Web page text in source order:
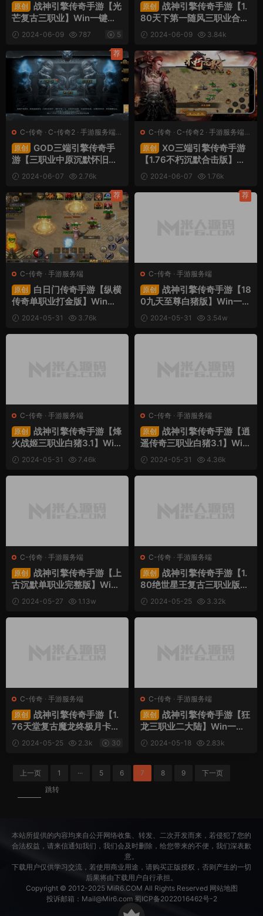
原创
战神引擎传奇手游【光
芒复古三职业】Win一键服
务端+安卓苹果双端+GM授
权物品后台+视频架设教程
2024-06-09 787 5
原创
战神引擎传奇手游【1.
80天下第一随风三职业合击
版】Win一键服务端+安卓苹
果双端+GM授权物品后台
+视频架设教程
2024-06-09
3.84k
C-传奇 · C-传奇2 · 手游服务端·
端游服务端
原创
GOD三端引擎传奇手
游【三职业中原沉默怀旧
版】Win一键服务端+PC安
卓苹果三端+视频架设教程
2024-06-07
2.76k
荐
C-传奇 · C-传奇2 · 手游服务端·
端游服务端
原创
XO三端引擎传奇手游
【1.76不朽沉默合击版】Wi
n一键服务端+PC安卓苹果
三端+视频架设教程
2024-06-07
1.76k
C-传奇 · 手游服务端
原创
白日门传奇手游【纵横
传奇单职业打金版】Win一
键服务端+安卓+多区+跨服
+GM后台+视频架设教程
2024-05-31
3.76k
荐
C-传奇 · 手游服务端
原创
战神引擎传奇手游【18
0九天至尊白猪版】Win一键
服务端+安卓苹果双端+GM
授权物品后台+视频架设教
程
2024-05-31
3.54w
荐
C-传奇 · 手游服务端
原创
战神引擎传奇手游【烽
火战姬三职业白猪3.1】Win
一键服务端+安卓苹果双端+
GM后台+视频架设教程
2024-05-31
7.46k
C-传奇 · 手游服务端
原创
战神引擎传奇手游【逍
遥传奇三职业白猪3.1】Win
一键服务端+安卓苹果双端+
GM后台+视频架设教程
2024-05-31
4.36k
C-传奇 · 手游服务端
原创
战神引擎传奇手游【上
古沉默单职业完整版】Win
一键服务端+安卓苹果双端+
GM后台+视频架设教程
2024-05-27
1.13w
C-传奇 · 手游服务端
原创
战神引擎传奇手游【1.
80绝世星王复古三职业版
本】Win一键服务端+安卓苹
果双端+GM后台+视频架设
教程
2024-05-25
3.32k
C-传奇 · 手游服务端
原创
战神引擎传奇手游【1.
76天堂复古魔龙终极月卡第
三版】Win一键服务端+安卓
苹果双端+GM后台+视频架
2024-05-25 2.3k 30
C-传奇 · 手游服务端
原创
战神引擎传奇手游【狂
龙三职业二大陆】Win一键
服务端+安卓苹果双端+GM
授权后台+视频架设教程
2024-05-18
2.83k
上一页 1 ··· 5 6 7 8 9
下一页
跳转
本站所提供的内容均来自公开网络收集、转发、二次开发而来，若侵犯了您的
合法权益，请来信通知我们，我们会及时删除，给您带来的不便，我们深表歉
意。
下载用户仅供学习交流，若使用商业用途，请购买正版授权，否则产生的一切
后果将由下载用户自行承担。
Copyright © 2012-2025 MiR6.COM All Rights Reserved 网站地图
投诉邮箱： Mail@Mir6.com 蜀ICP备2022016462号-2